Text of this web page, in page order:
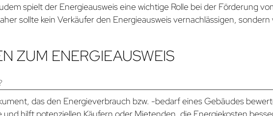
spielt der Energieausweis eine wichtige Rolle bei der Förderung
sollte kein Verkäufer den Energieausweis vernachlässigen,
ZUM ENERGIEAUSWEIS
das den Energieverbrauch bzw. -bedarf eines Gebäudes